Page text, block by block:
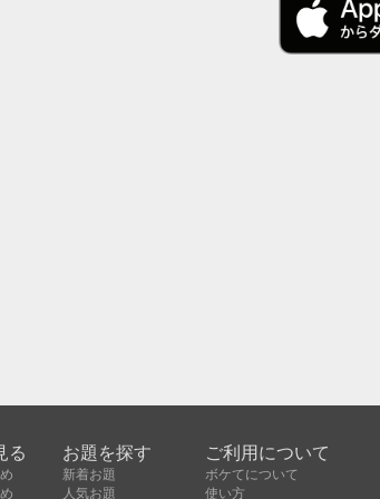
る お題を探す
新着お題
人気お題
ご利用について
ボケてについて
使い方